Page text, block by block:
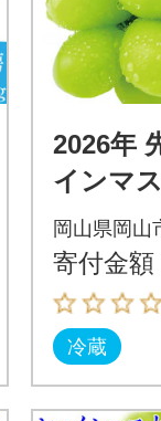
2026年
インマ
2房 約
9月～
岡山県岡山
寄付金額
冷蔵